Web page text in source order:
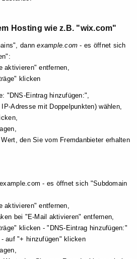
Hosting wie z.B. "wix.com"
dannexample.com - es öffnet sich
aktivieren" entfernen,
klicken
"DNS-Eintrag hinzufügen:",
Adresse mit Doppelpunkten) wählen,
den Sie vom Fremdanbieter erhalten
example.com - es öffnet sich "Subdomain
aktivieren" entfernen,
bei "E-Mail aktivieren" entfernen,
klicken - "DNS-Eintrag hinzufügen:"
auf "+ hinzufügen" klicken